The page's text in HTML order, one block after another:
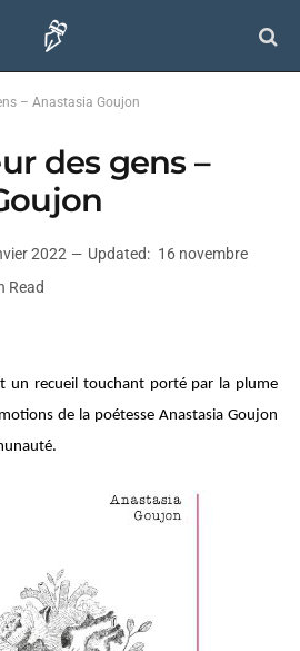
– Anastasia Goujon
des gens –
2022 Updated: 16 novembre
Read
un recueil touchant porté par la plume
de la poétesse Anastasia Goujon